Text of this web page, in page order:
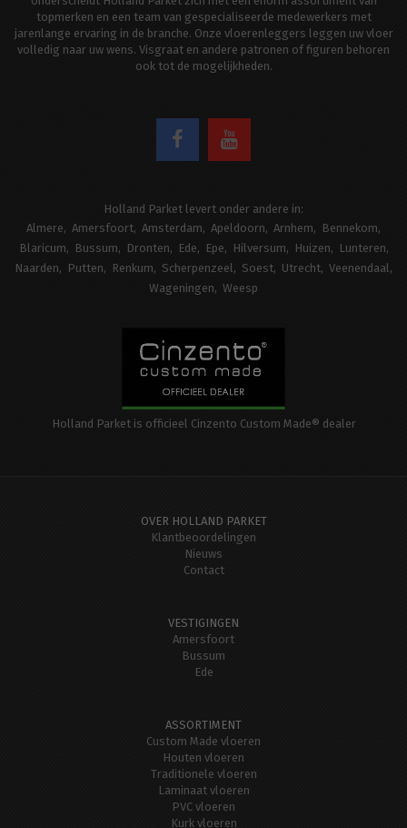
topmerken en een team van gespecialiseerde medewerkers met
jarenlange ervaring in de branche. Onze vloerenleggers leggen uw vloer
volledig naar uw wens. Visgraat en andere patronen of figuren behoren
ook tot de mogelijkheden.
Holland Parket levert onder andere in:
Almere
Amersfoort Amsterdam Apeldoorn Arnhem
Bennekom
Blaricum
Bussum Dronten Ede Epe Hilversum Huizen
Lunteren
Naarden
Putten Renkum Scherpenzeel Soest Utrecht Veenendaal
Wageningen
Weesp
Holland Parket is officieel Cinzento Custom Made® dealer
OVER HOLLAND PARKET
Klantbeoordelingen
Nieuws
Contact
VESTIGINGEN
Amersfoort
Bussum
Ede
ASSORTIMENT
Custom Made vloeren
Houten vloeren
Traditionele vloeren
Laminaat vloeren
PVC vloeren
Kurk vloeren